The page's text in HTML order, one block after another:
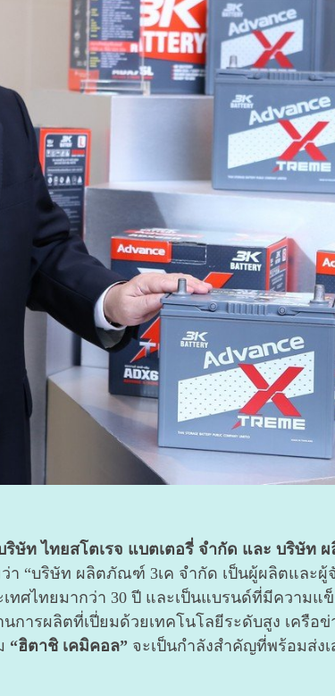
ษัท ไทยสโตเรจ แบตเตอรี่ จำกัด และ บริษัท
า “บริษัท ผลิตภัณฑ์ 3เค จำกัด เป็นผู้ผลิตแล
ศไทยมากว่า 30 ปี และเป็นแบรนด์ที่มีความแ
การผลิตที่เปี่ยมด้วยเทคโนโลยีระดับสูง เครื
“ฮิตาชิ เคมิคอล” จะเป็นกำลังสำคัญที่พร้อมส่ง